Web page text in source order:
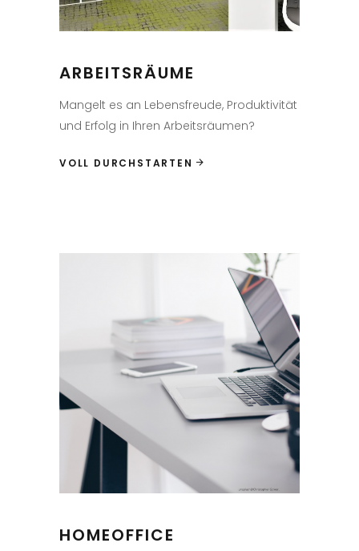
ARBEITSRÄUME
Mangelt es an Lebensfreude, Produktivität
und Erfolg in Ihren Arbeitsräumen?
VOLL DURCHSTARTEN
HOMEOFFICE